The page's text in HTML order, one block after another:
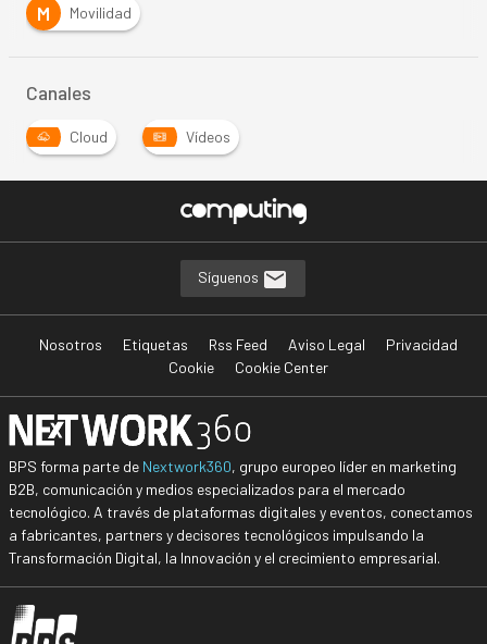
M
Movilidad
Canales
Cloud Vídeos
Síguenos
Nosotros Etiquetas Rss Feed Aviso Legal
Privacidad
Cookie
Cookie Center
BPS forma parte de Nextwork360, grupo europeo líder en marketing
B2B, comunicación y medios especializados para el mercado
tecnológico. A través de plataformas digitales y eventos, conectamos
a fabricantes, partners y decisores tecnológicos impulsando la
Transformación Digital, la Innovación y el crecimiento empresarial.